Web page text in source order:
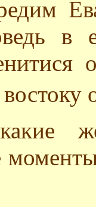
в
какие